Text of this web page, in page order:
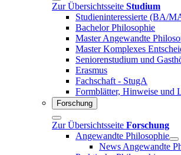
Zur Übersichtsseite Studium
Studieninteressierte (BA/
Bachelor Philosophie
Master Angewandte
Master Komplexes
Seniorenstudium und
Erasmus
Fachschaft - StugA
Formblätter, Hinweise und
Forschung
Zur Übersichtsseite Forschung
Angewandte Philosophie
News Angewandte